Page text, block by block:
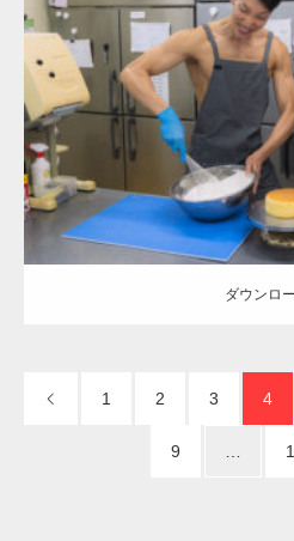
Update:
Category:ケーキ屋さんのマッチョ
AKIHITO(細マッチョ)
ダウンロード
ダウンロ
1 2 3 4
9
【TV】TBS番
ラスが紹介され
TOKYO FMラ
で紹介さ…
た（6/8放送）